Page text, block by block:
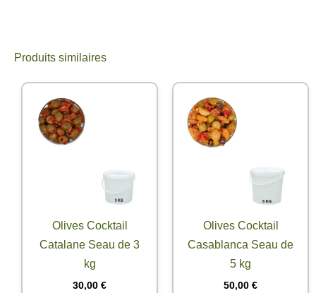
Produits similaires
Olives Cocktail
Catalane Seau de 3
kg
30,00 €
Olives Cocktail
Casablanca Seau de
5 kg
50,00 €